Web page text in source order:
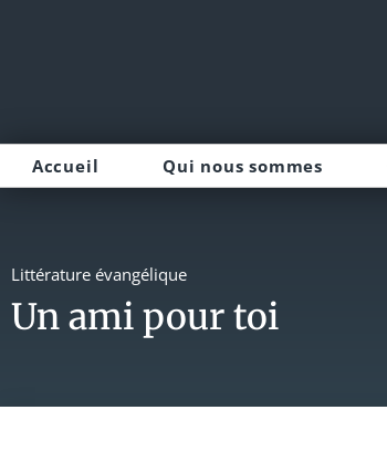
Accueil Qui nous sommes
Littérature évangélique
Un ami pour toi